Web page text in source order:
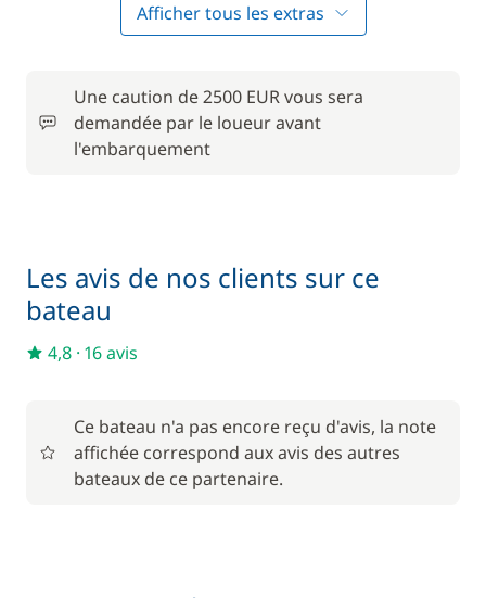
Moteur Hors Bord
Cuisinier (repas non inclus) 250,00 €
Afficher tous les extras
Une caution de 2500 EUR vous sera
demandée par le loueur avant
l'embarquement
Les avis de nos clients sur ce
bateau
4,8 · 16 avis
Ce bateau n'a pas encore reçu d'avis, la note
affichée correspond aux avis des autres
bateaux de ce partenaire.